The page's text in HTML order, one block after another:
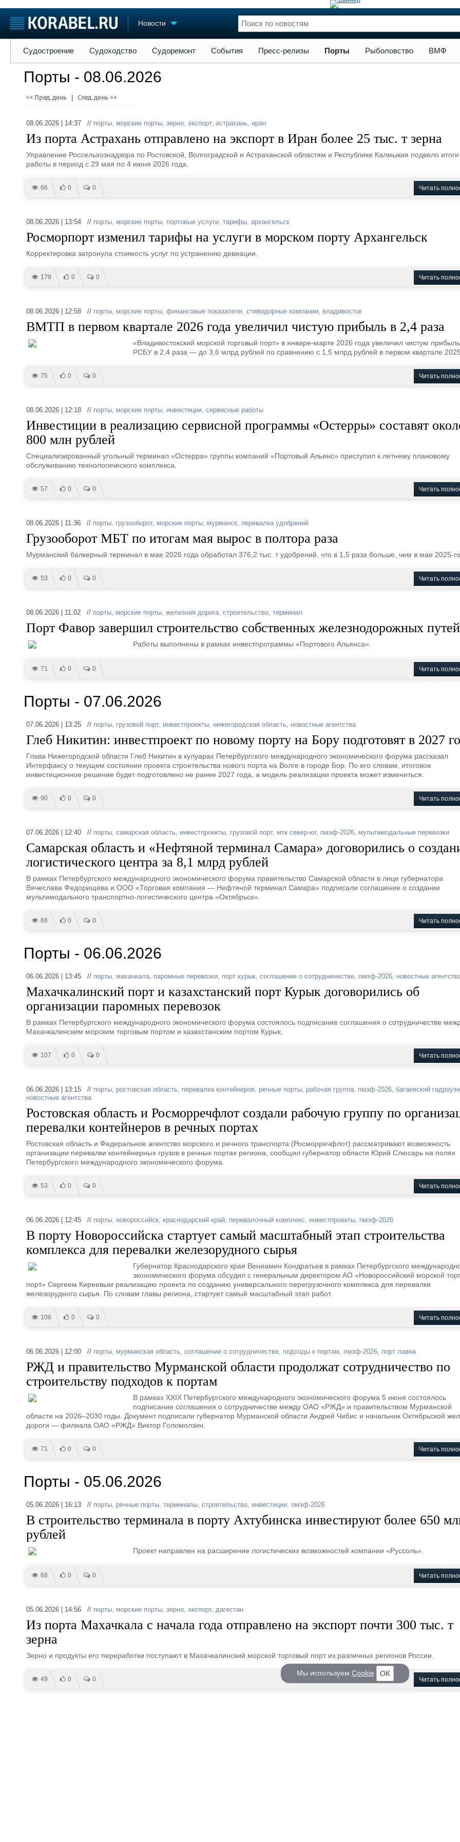
Новости
Судостроение
Пульс
Компании
Работа
Крюинг
Журнал
Реклама
Торговая площадка
Доска объявлений
Оборудование
Материалы
Услуги
Конференции
Флот
Судостроение Судоходство Судоремонт События Пресс-релизы Порты Рыболовство ВМФ
Порты - 08.06.2026
<< Пред. день След. день >>
08.06.2026 | 14:37 // порты, морские порты, зерно, экспорт, астрахань, иран
Из порта Астрахань отправлено на экспорт в Иран более 25 тыс. т зерна
Управление Россельхознадзора по Ростовской, Волгоградской и Астраханской областям и Республике Калмыкия подвело итоги
работы в период с 29 мая по 4 июня 2026 года.
66 0 0 Читать
08.06.2026 | 13:54 // порты, морские порты, портовые услуги, тарифы, архангельск
Росморпорт изменил тарифы на услуги в морском порту Архангельск
Корректировка затронула стоимость услуг по устранению девиации.
179 0 0 Читать
08.06.2026 | 12:58 // порты, морские порты, финансовые показатели, стивидорные компании, владивосток
ВМТП в первом квартале 2026 года увеличил чистую прибыль в 2,4 раза
«Владивостокский морской торговый порт» в январе-марте 2026 года увеличил чистую
РСБУ в 2,4 раза — до 3,6 млрд рублей по сравнению с 1,5 млрд рублей в первом квартале
75 0 0 Читать
08.06.2026 | 12:18 // порты, морские порты, инвестиции, сервисные работы
Инвестиции в реализацию сервисной программы «Остерры» составят
800 млн рублей
Специализированный угольный терминал «Остерра» группы компаний «Портовый Альянс» приступил к летнему плановому
обслуживанию технологического комплекса.
57 0 0 Читать
08.06.2026 | 11:36 // порты, грузооборот, морские порты, мурманск, перевалка удобрений
Грузооборот МБТ по итогам мая вырос в полтора раза
Мурманский балкерный терминал в мае 2026 года обработал 376,2 тыс. т удобрений, что в 1,5 раза больше, чем в мае 2025-го.
53 0 0 Читать
08.06.2026 | 11:02 // порты, морские порты, железная дорога, строительство, терминал
Порт Фавор завершил строительство собственных железнодорожных путей
Работы выполнены в рамках инвестпрограммы «Портового Альянса».
71 0 0 Читать
Порты - 07.06.2026
07.06.2026 | 13:25 // порты, грузовой порт, инвестпроекты, нижегородская область, новостные агентства
Глеб Никитин: инвестпроект по новому порту на Бору подготовят в 2027
Глава Нижегородской области Глеб Никитин в кулуарах Петербургского международного экономического форума рассказал
Интерфаксу о текущем состоянии проекта строительства нового порта на Волге в городе Бор. По его словам, итоговое
инвестиционное решение будет подготовлено не ранее 2027 года, а модель реализации проекта может измениться.
90 0 0 Читать
07.06.2026 | 12:40 // порты, самарская область, инвестпроекты, грузовой порт, мтк север-юг, пмэф-2026, мультимодальные перевозки
Самарская область и «Нефтяной терминал Самара» договорились о
логистического центра за 8,1 млрд рублей
В рамках Петербургского международного экономического форума правительство Самарской области в лице губернатора
Вячеслава Федорищева и ООО «Торговая компания — Нефтяной терминал Самара» подписали соглашение о создании
мультимодального транспортно-логистического центра «Октябрьск».
66 0 0 Читать
Порты - 06.06.2026
06.06.2026 | 13:45 // порты, махачкала, паромные перевозки, порт курык, соглашение о сотрудничестве, пмэф-2026, новостные
Махачкалинский порт и казахстанский порт Курык договорились об
организации паромных перевозок
В рамках Петербургского международного экономического форума состоялось подписание соглашения о сотрудничестве
Махачкалинским морским торговым портом и казахстанским портом Курык.
107 0 0 Читать
06.06.2026 | 13:15 // порты, ростовская область, перевалка контейнеров, речные порты, рабочая группа, пмэф-2026, багаевский
новостные агентства
Ростовская область и Росморречфлот создали рабочую группу по
перевалки контейнеров в речных портах
Ростовская область и Федеральное агентство морского и речного транспорта (Росморречфлот) рассматривают возможность
организации перевалки контейнерных грузов в речных портах региона, сообщил губернатор области Юрий Слюсарь на полях
Петербургского международного экономического форума.
53 0 0 Читать
06.06.2026 | 12:45 // порты, новороссийск, краснодарский край, перевалочный комплекс, инвестпроекты, пмэф-2026
В порту Новороссийска стартует самый масштабный этап строительства
комплекса для перевалки железорудного сырья
Губернатор Краснодарского края Вениамин Кондратьев в рамках Петербургского
экономического форума обсудил с генеральным директором АО «Новороссийский морской
порт» Сергеем Киреевым реализацию проекта по созданию универсального перегрузочного комплекса для перевалки
железорудного сырья. По словам главы региона, стартует самый масштабный этап работ.
106 0 0 Читать
06.06.2026 | 12:00 // порты, мурманская область, соглашение о сотрудничестве, подходы к портам, пмэф-2026, порт лавна
РЖД и правительство Мурманской области продолжат сотрудничество по
строительству подходов к портам
В рамках XXIX Петербургского международного экономического форума 5 июня состоялось
подписание соглашения о сотрудничестве между ОАО «РЖД» и правительством Мурманской
области на 2026–2030 годы. Документ подписали губернатор Мурманской области Андрей Чибис и начальник Октябрьской
дороги — филиала ОАО «РЖД» Виктор Голомолзин.
71 0 0 Читать
Порты - 05.06.2026
05.06.2026 | 16:13 // порты, речные порты, терминалы, строительство, инвестиции, пмэф-2026
В строительство терминала в порту Ахтубинска инвестируют более 650
рублей
Проект направлен на расширение логистических возможностей компании «Руссоль».
68 0 0 Читать
05.06.2026 | 14:56 // порты, морские порты, зерно, экспорт, дагестан
Из порта Махачкала с начала года отправлено на экспорт почти 300 тыс. т
зерна
Зерно и продукты его переработки поступают в Махачкалинский морской торговый порт из различных регионов России.
49 0 0 Читать
Мы используем Cookie OK